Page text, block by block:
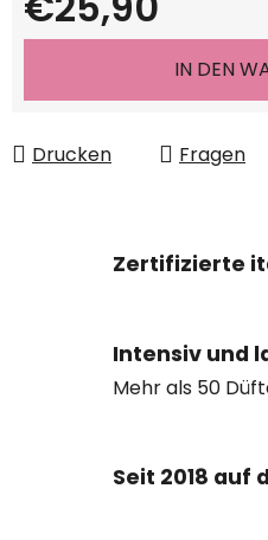
Verkaufspreis:
IN DEN
Drucken Fragen
Zertifizierte
Intensiv und
Mehr als 50
Seit 2018 auf